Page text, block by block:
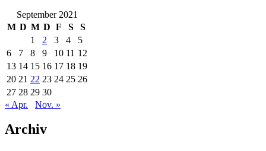
September 2021
M D M D F S
S
1
2 3 4
5
6
7 8 9 10 11 12
13 14 15 16 17 18 19
20 21 22 23 24 25 26
27 28 29 30
« Apr.
Nov. »
Archiv